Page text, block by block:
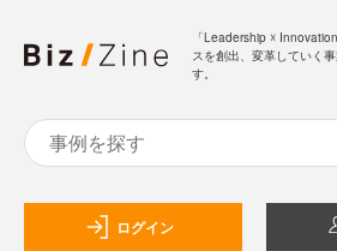
「Leadership ☓
スを創出、変革していく
す。
ログイン